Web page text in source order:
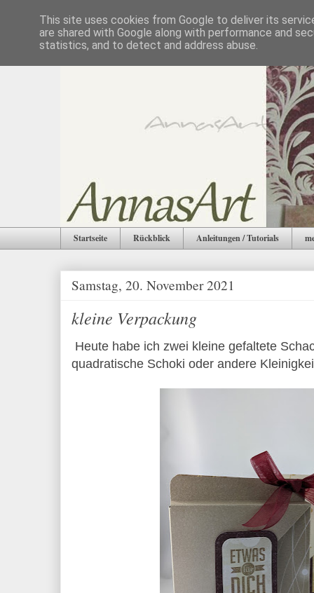
Startseite Rückblick Anleitungen / Tutorials
Samstag, 20. November 2021
kleine Verpackung
Heute habe ich zwei kleine gefaltete
quadratische Schoki oder andere
This site uses cookies from Google to deliver its
are shared with Google along with performance and
statistics, and to detect and address abuse.